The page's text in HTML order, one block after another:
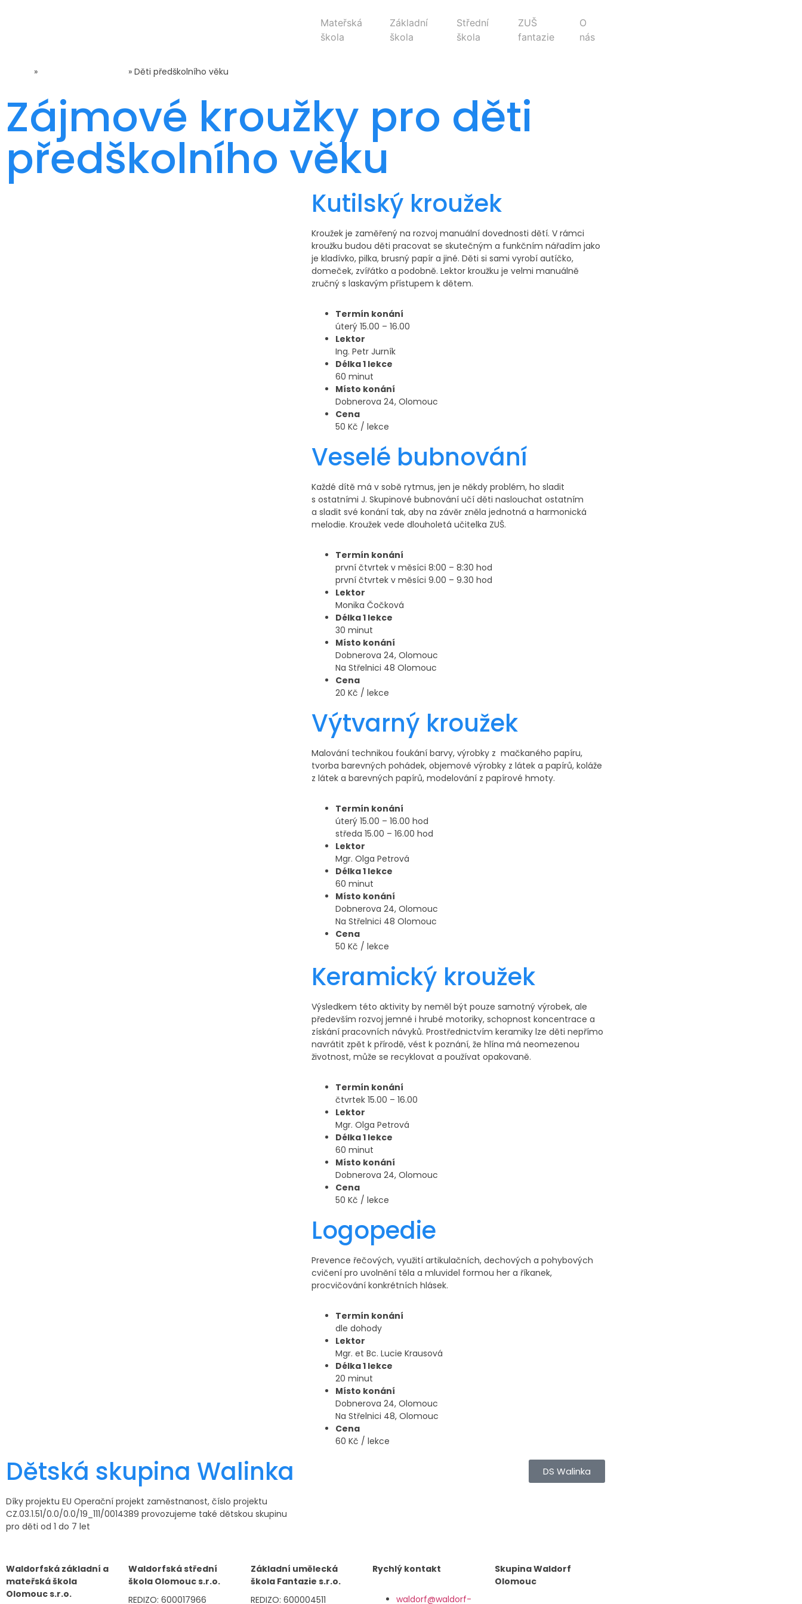
Mateřská
škola
Základní
škola
Střední
škola
ZUŠ
fantazie
O
nás
» » Děti předškolního věku
Zájmové kroužky pro děti
předškolního věku
Kutilský kroužek
Kroužek je zaměřený na rozvoj manuální dovednosti dětí. V rámci
kroužku budou děti pracovat se skutečným a funkčním nářadím jako
je kladívko, pilka, brusný papír a jiné. Děti si sami vyrobí autíčko,
domeček, zvířátko a podobně. Lektor kroužku je velmi manuálně
zručný s laskavým přístupem k dětem.
Termín konání
úterý 15.00 – 16.00
Lektor
Ing. Petr Jurník
Délka 1 lekce
60 minut
Místo konání
Dobnerova 24, Olomouc
Cena
50 Kč / lekce
Veselé bubnování
Každé dítě má v sobě rytmus, jen je někdy problém, ho sladit
s ostatními J. Skupinové bubnování učí děti naslouchat ostatním
a sladit své konání tak, aby na závěr zněla jednotná a harmonická
melodie. Kroužek vede dlouholetá učitelka ZUŠ.
Termín konání
první čtvrtek v měsíci 8:00 – 8:30 hod
první čtvrtek v měsíci 9.00 – 9.30 hod
Lektor
Monika Čočková
Délka 1 lekce
30 minut
Místo konání
Dobnerova 24, Olomouc
Na Střelnici 48 Olomouc
Cena
20 Kč / lekce
Výtvarný kroužek
Malování technikou foukání barvy, výrobky z mačkaného papíru,
tvorba barevných pohádek, objemové výrobky z látek a papírů, koláže
z látek a barevných papírů, modelování z papírové hmoty.
Termín konání
úterý 15.00 – 16.00 hod
středa 15.00 – 16.00 hod
Lektor
Mgr. Olga Petrová
Délka 1 lekce
60 minut
Místo konání
Dobnerova 24, Olomouc
Na Střelnici 48 Olomouc
Cena
50 Kč / lekce
Keramický kroužek
Výsledkem této aktivity by neměl být pouze samotný výrobek, ale
především rozvoj jemné i hrubé motoriky, schopnost koncentrace a
získání pracovních návyků. Prostřednictvím keramiky lze děti nepřímo
navrátit zpět k přírodě, vést k poznání, že hlína má neomezenou
životnost, může se recyklovat a používat opakovaně.
Termín konání
čtvrtek 15.00 – 16.00
Lektor
Mgr. Olga Petrová
Délka 1 lekce
60 minut
Místo konání
Dobnerova 24, Olomouc
Cena
50 Kč / lekce
Logopedie
Prevence řečových, využití artikulačních, dechových a pohybových
cvičení pro uvolnění těla a mluvidel formou her a říkanek,
procvičování konkrétních hlásek.
Termín konání
dle dohody
Lektor
Mgr. et Bc. Lucie Krausová
Délka 1 lekce
20 minut
Místo konání
Dobnerova 24, Olomouc
Na Střelnici 48, Olomouc
Cena
60 Kč / lekce
Dětská skupina Walinka
Díky projektu EU Operační projekt zaměstnanost, číslo projektu
CZ.03.1.51/0.0/0.0/19_111/0014389 provozujeme také dětskou skupinu
pro děti od 1 do 7 let
DS Walinka
Waldorfská základní a
mateřská škola
Olomouc s.r.o.
Waldorfská střední
škola Olomouc s.r.o.
REDIZO: 600017966
Základní umělecká
škola Fantazie s.r.o.
REDIZO: 600004511
Rychlý kontakt
waldorf@waldorf-
Skupina Waldorf
Olomouc